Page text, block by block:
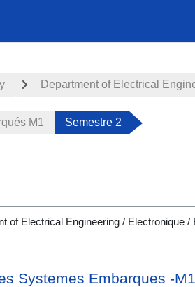
Department of Electrical
M1 Semestre 2
Systemes Embarques -